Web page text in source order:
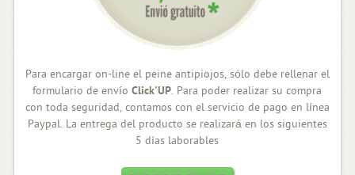
Para encargar on-line el peine antipiojos, sólo debe rellenar el
formulario de envíoClick'UP. Para poder realizar su compra
con toda seguridad, contamos con el servicio de pago en línea
Paypal. La entrega del producto se realizará en los siguientes
5 días laborables